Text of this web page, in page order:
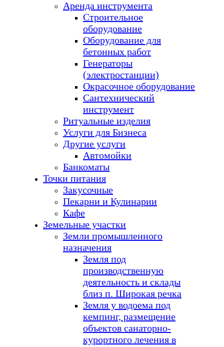
Аренда инструмента
Строительное
оборудование
Оборудование для
бетонных работ
Генераторы
(электростанции)
Окрасочное оборудование
Сантехнический
инструмент
Ритуальные изделия
Услуги для Бизнеса
Другие услуги
Автомойки
Банкоматы
Точки питания
Закусочные
Пекарни и Кулинарии
Кафе
Земельные участки
Земли промышленного
назначения
Земля под
производственную
деятельность и склады
близ п. Широкая речка
Земля у водоема под
кемпинг, размещение
объектов санаторно-
курортного лечения в